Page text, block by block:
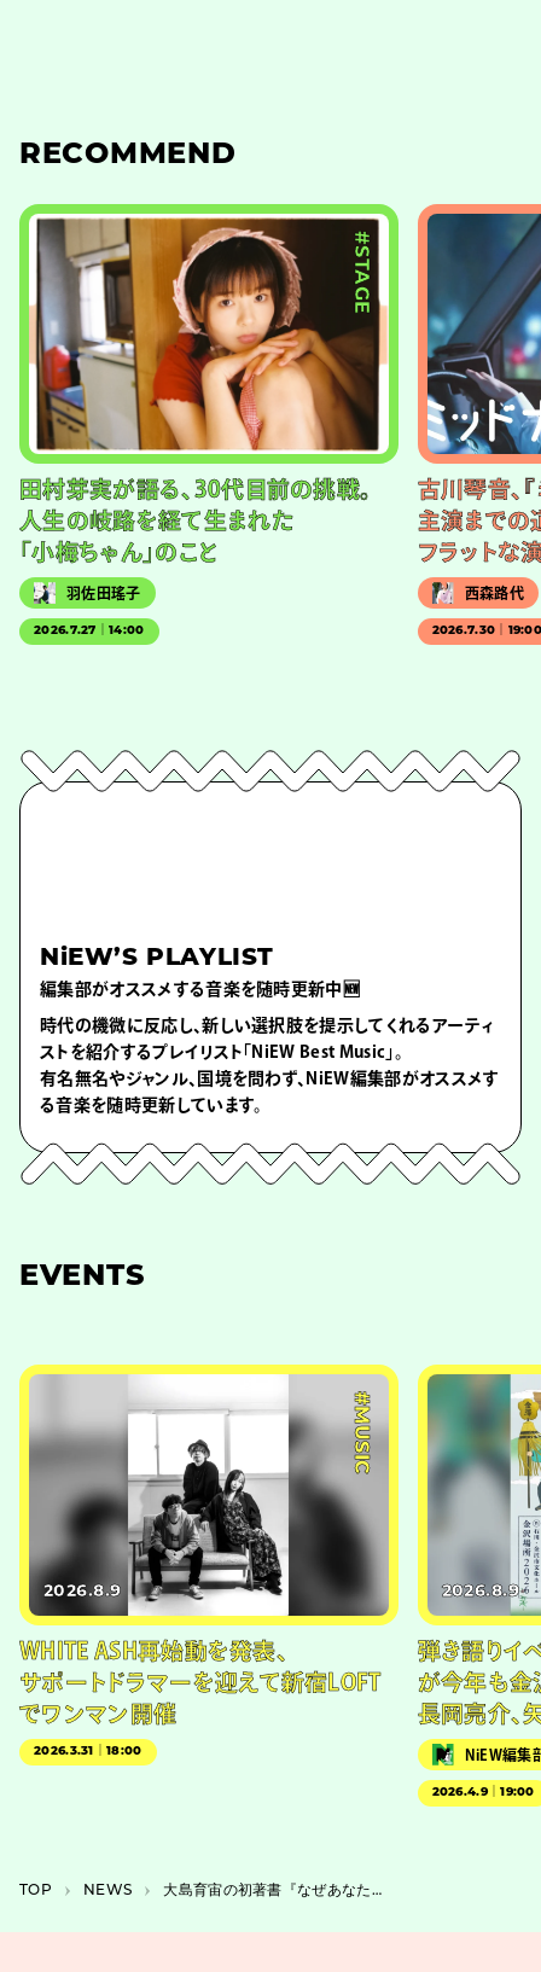
RECOMMEND
#STAGE
田村芽実が語る、30代目前の挑戦。
人生の岐路を経て生まれた
「小梅ちゃん」のこと
羽佐田瑤子
2026.7.27｜14:00
古川琴音、
主演までの
フラットな
西森路代
2026.7.30｜
NiEW’S PLAYLIST
編集部がオススメする音楽を随時更新中🆕
時代の機微に反応し、新しい選択肢を提示してくれるアーティ
ストを紹介するプレイリスト「NiEW Best Music」。
有名無名やジャンル、国境を問わず、NiEW編集部がオススメす
る音楽を随時更新しています。
EVENTS
#MUSIC
2026.8.9
WHITE ASH再始動を発表、
サポートドラマーを迎えて新宿LOFT
でワンマン開催
2026.3.31｜18:00
2026.8.9
弾き語りイ
が今年も金
長岡亮介、
NiEW編集
2026.4.9｜19:00
TOP NEWS 大島育宙の初著書『なぜあなたの感想はふつうなのか』発売、若林正恭＆佐久間宣行が推薦